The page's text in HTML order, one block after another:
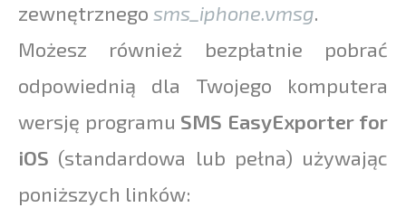
zewnętrznego sms_iphone.vmsg.
Możesz również bezpłatnie pobrać
odpowiednią dla Twojego komputera
wersję programu SMS EasyExporter for
iOS (standardowa lub pełna) używając
poniższych linków: